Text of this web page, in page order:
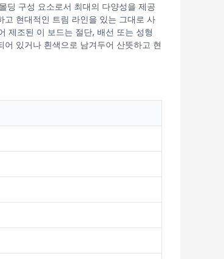
딩 구성 요소로서 최대의 다양성을 제공
현대적인 트림 라인을 있는 그대로 사
제조된 이 보드는 절단, 배선 또는 성형
있거나 흰색으로 남겨두어 산뜻하고 현